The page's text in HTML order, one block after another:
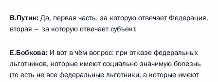
В.Путин: Да, первая часть, за которую отвечает Федерация,
вторая – за которую отвечает субъект.
Е.Бобкова: И вот в чём вопрос: при отказе федеральных
льготников, которые имеют социально значимую болезнь
(то есть не все федеральные льготники, а которые имеют